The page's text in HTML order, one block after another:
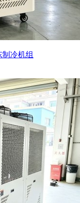
冷机组